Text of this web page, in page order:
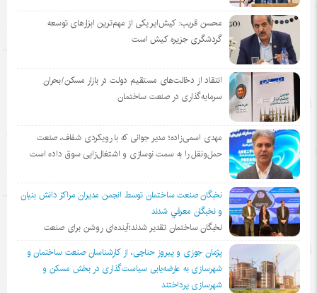
محسن قریب: کیش‌ایر یکی از مهم‌ترین ابزارهای توسعه
گردشگری جزیره کیش است
انتقاد از دخالت‌های مستقیم دولت در بازار مسکن/بحران
سرمایه‌گذاری در صنعت ساختمان
مهدی اسمی‌زاده؛ مدیر جوانی که با رویکردی شفاف، صنعت
حمل‌ونقل را به سمت نوسازی و اشتغال‌زایی سوق داده است
نخبگان صنعت ساختمان توسط انجمن مديران مراكز دانش بنيان
و نخبگان معرفي شدند
نخبگان ساختمان تقدیر شدند؛آینده‌ای روشن برای صنعت
پژمان جوزی و پیروز حناچی، از کارشناسان صنعت ساختمان و
شهرسازی به عارضه‌یابی سیاست‌گذاری در بخش مسکن و
شهرسازی پرداختند